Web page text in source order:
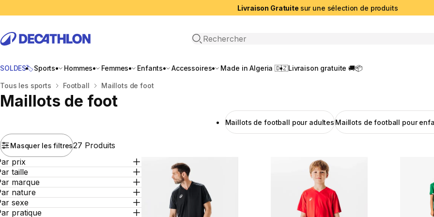
Livraison Gratuite sur une sélection de produits
Recherche ouverte
SOLDES🏷️Sports Hommes Femmes Enfants Accessoires Made in Algeria 🇩🇿Livraison gratuite 🚚📦
Accueil
Tous les sports Football Maillots de foot
Maillots de foot
Maillots de football pour adultes Maillots de football pour
Masquer les filtres27 Produits
prix
taille
marque
nature
sexe
pratique